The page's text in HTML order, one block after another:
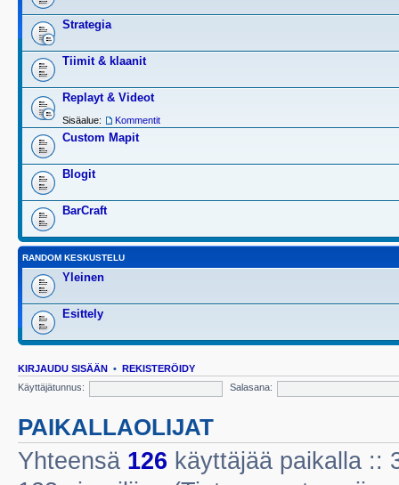
Strategia
Tiimit & klaanit
Replayt & Videot
Sisäalue: Kommentit
Custom Mapit
Blogit
BarCraft
RANDOM KESKUSTELU
Yleinen
Esittely
KIRJAUDU SISÄÄN • REKISTERÖIDY
Käyttäjätunnus:
Salasana:
PAIKALLAOLIJAT
Yhteensä 126 käyttäjää paikalla ::